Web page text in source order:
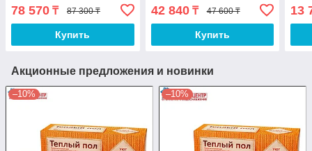
78 570 ₸ 87 300 ₸
Купить
42 840₸ 47 600 ₸
Купить
13
Акционные предложения и новинки
–10% –10%